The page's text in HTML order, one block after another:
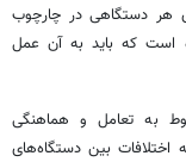
هر دستگاهی در چارچوب
است که باید به آن عمل
به تعامل و هماهنگی
اختلافات بین دستگاه‌های